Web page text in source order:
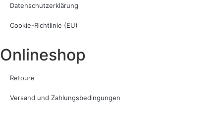
Datenschutzerklärung
Cookie-Richtlinie (EU)
Onlineshop
Retoure
Versand und Zahlungsbedingungen